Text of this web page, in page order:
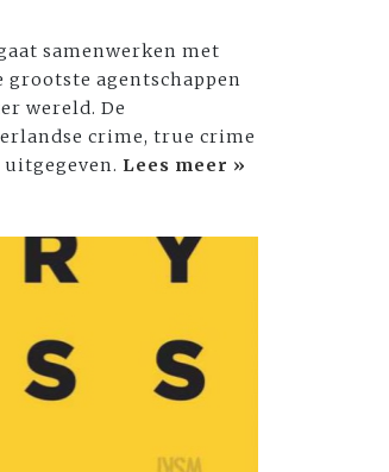
samenwerken met
agentschappen
wereld. De
crime, true crime
uitgegeven. Lees meer »